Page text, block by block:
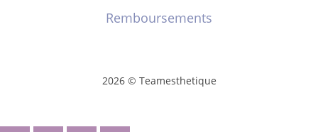
Remboursements
2026 © Teamesthetique